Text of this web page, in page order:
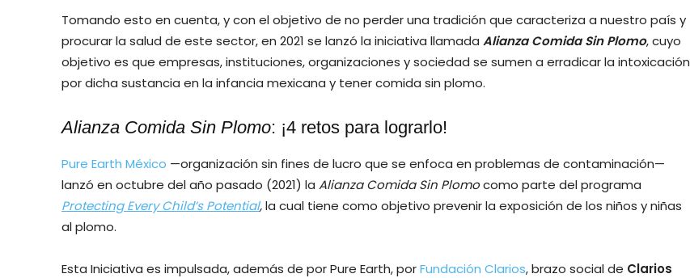
Tomando esto en cuenta, y con el objetivo de no perder una tradición que caracteriza a nuestro país y
procurar la salud de este sector, en 2021 se lanzó la iniciativa llamada Alianza Comida Sin Plomo, cuyo
objetivo es que empresas, instituciones, organizaciones y sociedad se sumen a erradicar la intoxicación
por dicha sustancia en la infancia mexicana y tener comida sin plomo.
Alianza Comida Sin Plomo: ¡4 retos para lograrlo!
Pure Earth México —organización sin fines de lucro que se enfoca en problemas de contaminación—
lanzó en octubre del año pasado (2021) la Alianza Comida Sin Plomocomo parte del programa
Protecting Every Child’s Potential,la cual tiene como objetivo prevenir la exposición de los niños y niñas
al plomo.
Esta Iniciativa es impulsada, además de por Pure Earth, porFundación Clarios, brazo social de Clarios